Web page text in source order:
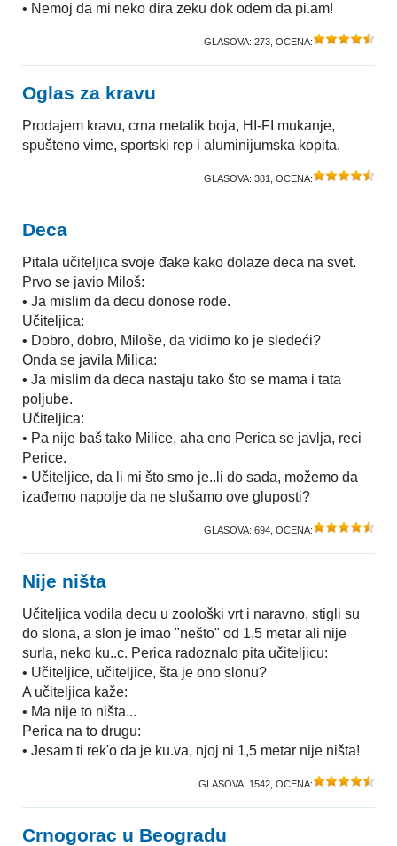
• Nemoj da mi neko dira zeku dok odem da pi.am!
GLASOVA: 273 , OCENA:
Oglas za kravu
Prodajem kravu, crna metalik boja, HI-FI mukanje,
spušteno vime, sportski rep i aluminijumska kopita.
GLASOVA: 381 , OCENA:
Deca
Pitala učiteljica svoje đake kako dolaze deca na svet.
Prvo se javio Miloš:
• Ja mislim da decu donose rode.
Učiteljica:
• Dobro, dobro, Miloše, da vidimo ko je sledeći?
Onda se javila Milica:
• Ja mislim da deca nastaju tako što se mama i tata
poljube.
Učiteljica:
• Pa nije baš tako Milice, aha eno Perica se javlja, reci
Perice.
• Učiteljice, da li mi što smo je..li do sada, možemo da
izađemo napolje da ne slušamo ove gluposti?
GLASOVA: 694 , OCENA:
Nije ništa
Učiteljica vodila decu u zoološki vrt i naravno, stigli su
do slona, a slon je imao "nešto" od 1,5 metar ali nije
surla, neko ku..c. Perica radoznalo pita učiteljicu:
• Učiteljice, učiteljice, šta je ono slonu?
A učiteljica kaže:
• Ma nije to ništa...
Perica na to drugu:
• Jesam ti rek'o da je ku.va, njoj ni 1,5 metar nije ništa!
GLASOVA: 1542 , OCENA:
Crnogorac u Beogradu